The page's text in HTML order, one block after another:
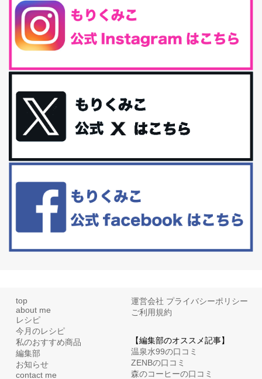
腸内環境を整えることは、健康維持の中でいっちばん大事！だと私
は思っています。 ヒトの免...
iHerb特大セール終了間近！みんな何買う？
最近お風呂上がりの炭酸水をシリカシリカにしているんだけど確か
今回は、最近毎回定期的に購入している「楽天ふるさと納税」の返
礼品トップ５を紹介します。今までいろ...
更年期を穏やかに乗りきるために今できる５つのこと。
アラフィフからの体と心の整え方。 私も気づけばアラフィフ、これ
といった更年期症状はまだ...
白髪・美容・免疫力、現代人に足りないのは海藻！
リーブオイルorごま油をたらす。&n...
top
about me
レシピ
今月のレシピ
私のおすすめ商品
編集部
お知らせ
contact me
運営会社 プライバシーポリシー
ご利用規約
【編集部のオススメ記事】
温泉水99の口コミ
ZENBの口コミ
森のコーヒーの口コミ